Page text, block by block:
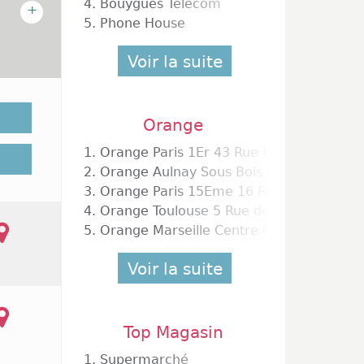
+
elle
fixe
pour
4. Bouygues Telecom
5. Phone House
Voir la suite
Orange
1. Orange Paris 1Er 43 Rue Rivoli
2. Orange Aulnay Sous Bois Centre
3. Orange Paris 15Eme 16 Rue Linois
4. Orange Toulouse 5 Rue de Remusat
5. Orange Marseille Centre Commercial
Voir la suite
Top Magasin
1. Supermarché